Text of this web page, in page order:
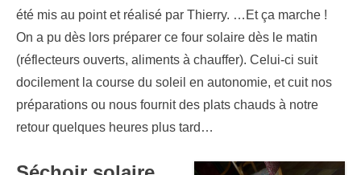
été mis au point et réalisé par Thierry. …Et ça marche !
On a pu dès lors préparer ce four solaire dès le matin
(réflecteurs ouverts, aliments à chauffer). Celui-ci suit
docilement la course du soleil en autonomie, et cuit nos
préparations ou nous fournit des plats chauds à notre
retour quelques heures plus tard…